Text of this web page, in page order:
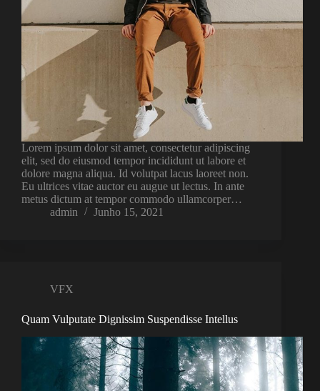
Lorem ipsum dolor sit amet, consectetur adipiscing
elit, sed do eiusmod tempor incididunt ut labore et
dolore magna aliqua. Id volutpat lacus laoreet non.
Eu ultrices vitae auctor eu augue ut lectus. In ante
metus dictum at tempor commodo ullamcorper…
admin
Junho 15, 2021
VFX
Quam Vulputate Dignissim Suspendisse Intellus